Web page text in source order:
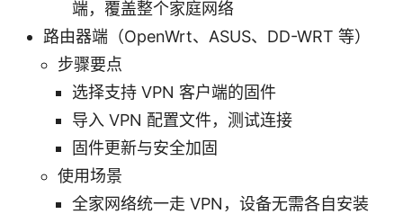
端，覆盖整个家庭网络
路由器端（OpenWrt、ASUS、DD-WRT 等）
步骤要点
选择支持 VPN 客户端的固件
导入 VPN 配置文件，测试连接
固件更新与安全加固
使用场景
全家网络统一走 VPN，设备无需各自安装